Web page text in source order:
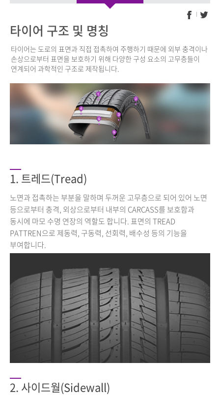
타이어 구조 및 명칭
타이어는 도로의 표면과 직접 접촉하여 주행하기 때문에 외부 충격이나
손상으로부터 표면을 보호하기 위해 다양한 구성 요소의 고무층들이
연계되어 과학적인 구조로 제작됩니다.
1. 트레드(Tread)
노면과 접촉하는 부분을 말하며 두꺼운 고무층으로 되어 있어 노면
등으로부터 충격, 외상으로부터 내부의 CARCASS를 보호함과
동시에 마모 수명 연장의 역할도 합니다. 표면의 TREAD
PATTREN으로 제동력, 구동력, 선회력, 배수성 등의 기능을
부여합니다.
2. 사이드월(Sidewall)